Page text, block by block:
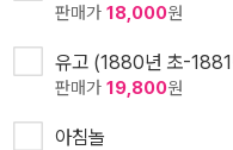
판매가 18,000원
유고 (1880년 초-1881
판매가 19,800원
아침놀